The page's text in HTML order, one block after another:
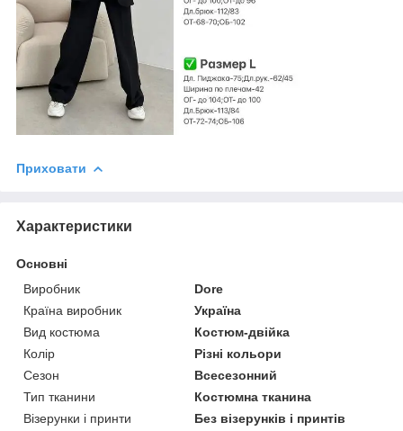
Приховати
Характеристики
Основні
Виробник
Dore
Країна виробник
Україна
Вид костюма
Костюм-двійка
Колір
Різні кольори
Сезон
Всесезонний
Тип тканини
Костюмна тканина
Візерунки і принти
Без візерунків і принтів